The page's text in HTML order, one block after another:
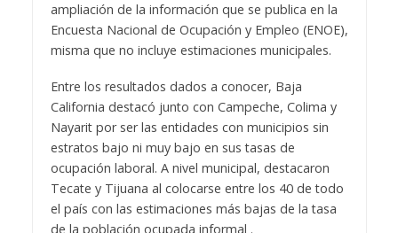
ampliación de la información que se publica en la
Encuesta Nacional de Ocupación y Empleo (ENOE),
misma que no incluye estimaciones municipales.
Entre los resultados dados a conocer, Baja
California destacó junto con Campeche, Colima y
Nayarit por ser las entidades con municipios sin
estratos bajo ni muy bajo en sus tasas de
ocupación laboral. A nivel municipal, destacaron
Tecate y Tijuana al colocarse entre los 40 de todo
el país con las estimaciones más bajas de la tasa
de la población ocupada informal .